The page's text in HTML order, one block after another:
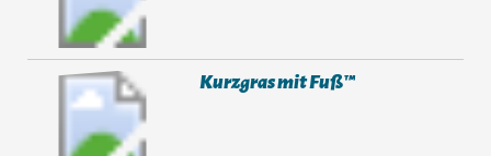
Kurzgras mit Fuß™